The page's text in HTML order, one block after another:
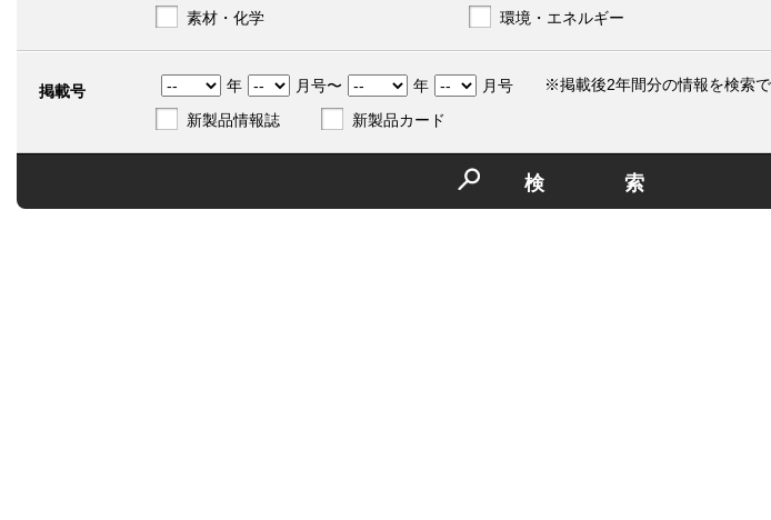
素材・化学
環境・エネルギー
掲載号 年 月号〜 年
月号
新製品情報誌
新製品カード
※掲載後2年間分の情報を検索で
検索